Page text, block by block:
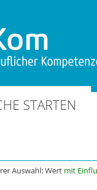
STARTEN
Auswahl: Wert mit